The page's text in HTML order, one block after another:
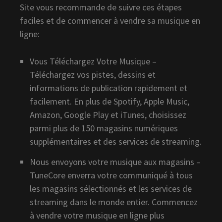
Site vous recommande de suivre ces étapes
faciles et de commencer à vendre sa musique en
ligne:
Vous Téléchargez Votre Musique –
Téléchargez vos pistes, dessins et
informations de publication rapidement et
facilement. En plus de Spotify, Apple Music,
Amazon, Google Play et iTunes, choisissez
parmi plus de 150 magasins numériques
supplémentaires et des services de streaming.
Nous envoyons votre musique aux magasins –
TuneCore enverra votre communiqué à tous
les magasins sélectionnés et les services de
streaming dans le monde entier. Commencez
à vendre votre musique en ligne plus